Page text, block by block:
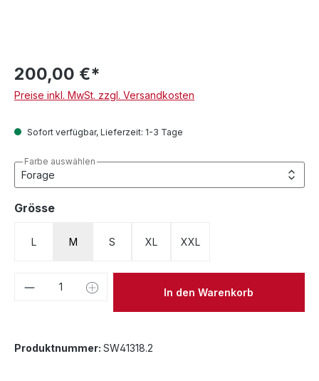
200,00 €*
Preise inkl. MwSt. zzgl. Versandkosten
Sofort verfügbar, Lieferzeit: 1-3 Tage
Farbe auswählen
Grösseauswählen
L M S XL XXL
Produkt Anzahl: Gib denIn den Warenkorb
Produktnummer: SW41318.2